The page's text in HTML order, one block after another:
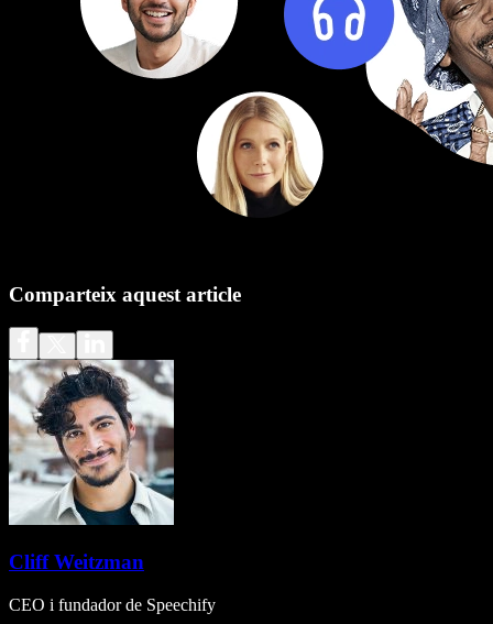
Comparteix aquest article
Cliff Weitzman
CEO i fundador de Speechify